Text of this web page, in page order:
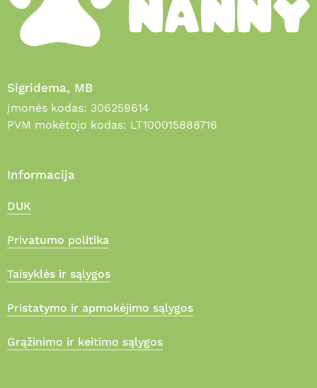
Sigridema, MB
Įmonės kodas: 306259614
PVM mokėtojo kodas: LT100015888716
Informacija
DUK
Privatumo politika
Taisyklės ir sąlygos
Pristatymo ir apmokėjimo sąlygos
Grąžinimo ir keitimo sąlygos